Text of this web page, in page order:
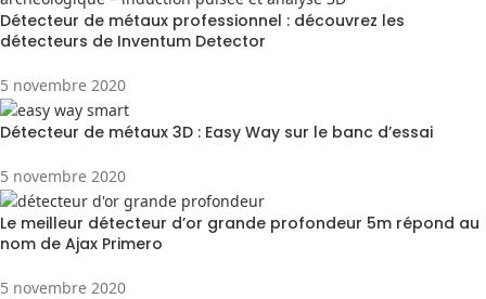
Détecteur de métaux professionnel : découvrez les
détecteurs de Inventum Detector
5 novembre 2020
Détecteur de métaux 3D : Easy Way sur le banc d’essai
5 novembre 2020
Le meilleur détecteur d’or grande profondeur 5m répond au
nom de Ajax Primero
5 novembre 2020